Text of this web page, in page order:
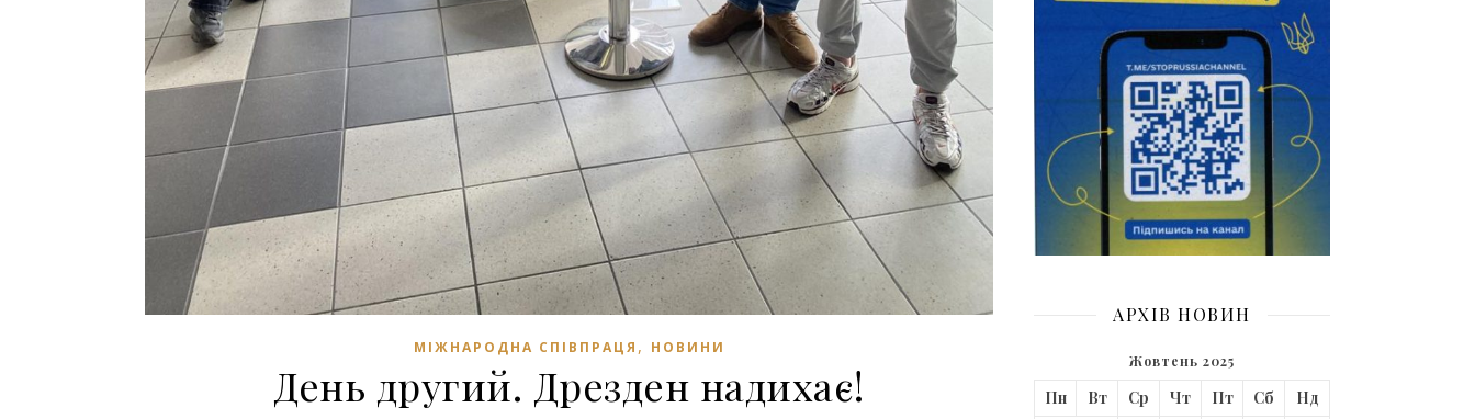
МІЖНАРОДНА СПІВПРАЦЯ , НОВИНИ
День другий. Дрезден надихає!
АРХІВ НОВИН
Жовтень 2025
Пн Вт Ср Чт Пт Сб
Нд